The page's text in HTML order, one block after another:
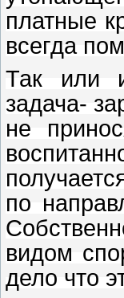
платные
всегда
Так или
задача-
не
по
видом
дело что